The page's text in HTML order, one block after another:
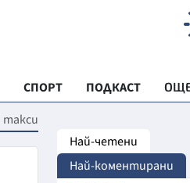
СПОРТ ПОДКАСТ
"ЧУДЕСАТА НА
такси
Най-четени
Най-коментирани